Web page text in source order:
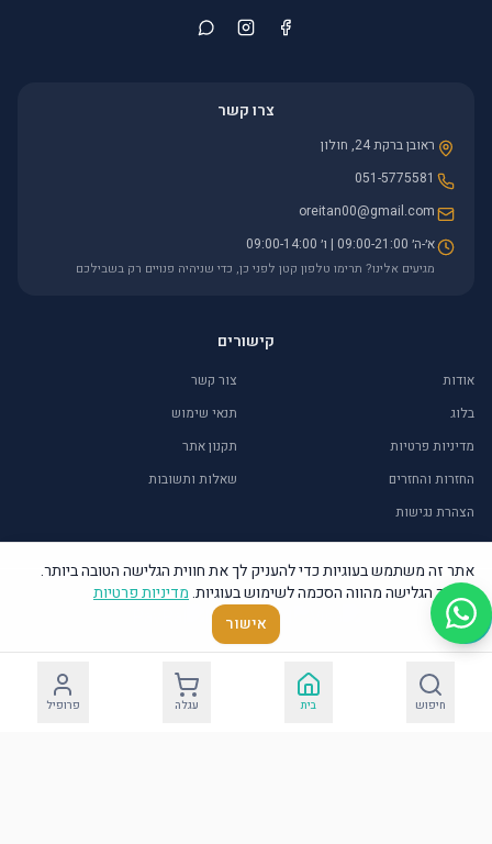
צרו קשר
ראובן ברקת 24, חולון
051-5775581
oreitan00@gmail.com
א׳-ה׳ 09:00-21:00 | ו׳ 09:00-14:00
מגיעים אלינו? תרימו טלפון קטן לפני כן, כדי שניהיה פנויים רק בשבילכם
קישורים
אודות
צור קשר
בלוג
תנאי שימוש
מדיניות פרטיות
תקנון אתר
החזרות והחזרים
שאלות ותשובות
הצהרת נגישות
©
2026 אור איתן – יודאיקה ומתנות. כל הזכויות שמורות.
חיפוש בית עגלה פרופיל
אתר זה משתמש בעוגיות כדי להעניק לך את חווית הגלישה הטובה ביותר.
המשך הגלישה מהווה הסכמה לשימוש בעוגיות.מדיניות פרטיות
אישור